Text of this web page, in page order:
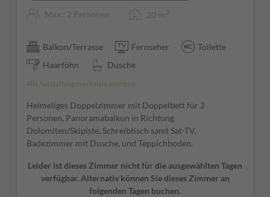
Max.: 2 Personen 20 m 2
Balkon/Terrasse Fernseher
Toilette
Haarföhn
Dusche
Alle Ausstattungsmerkmale anzeigen
Heimeliges Doppelzimmer mit Doppelbett für 2
Personen, Panoramabalkon in Richtung
Dolomiten/Skipiste, Schreibtisch samt Sat-TV,
Badezimmer mit Dusche, und Teppichboden.
Leider ist dieses Zimmer nicht für die ausgewählten Tagen
verfügbar. Alternativ können Sie dieses Zimmer an
folgenden Tagen buchen.